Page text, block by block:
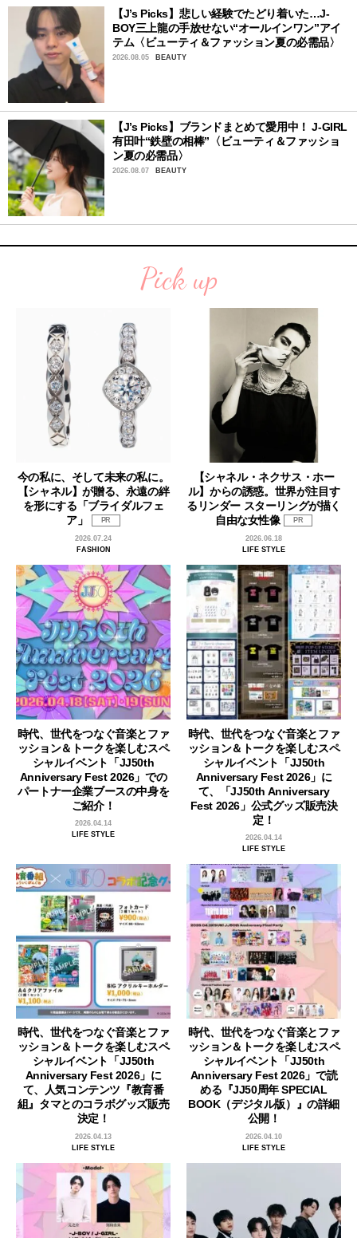
【J’s Picks】悲しい経験でたどり着いた…J-
BOY三上龍の手放せない“オールインワン”アイ
テム〈ビューティ＆ファッション夏の必需品〉
2026.08.05 BEAUTY
【J’s Picks】ブランドまとめて愛用中！ J-GIRL
有田叶“鉄壁の相棒”〈ビューティ＆ファッショ
ン夏の必需品〉
2026.08.07 BEAUTY
Pick up
今の私に、そして未来の私に。
【シャネル】が贈る、永遠の絆
を形にする「ブライダルフェ
ア」
PR
2026.07.24
FASHION
【シャネル・ネクサス・ホー
ル】からの誘惑。世界が注目す
るリンダー スターリングが描く
自由な女性像
PR
2026.06.18
LIFE STYLE
時代、世代をつなぐ音楽とファ
ッション＆トークを楽しむスペ
シャルイベント「JJ50th
Anniversary Fest 2026」での
パートナー企業ブースの中身を
ご紹介！
2026.04.14
LIFE STYLE
時代、世代をつなぐ音楽とファ
ッション＆トークを楽しむスペ
シャルイベント「JJ50th
Anniversary Fest 2026」に
て、「JJ50th Anniversary
Fest 2026」公式グッズ販売決
定！
2026.04.14
LIFE STYLE
時代、世代をつなぐ音楽とファ
ッション＆トークを楽しむスペ
シャルイベント「JJ50th
Anniversary Fest 2026」に
て、人気コンテンツ『教育番
組』タマとのコラボグッズ販売
決定！
2026.04.13
LIFE STYLE
時代、世代をつなぐ音楽とファ
ッション＆トークを楽しむスペ
シャルイベント「JJ50th
Anniversary Fest 2026」で読
める『JJ50周年 SPECIAL
BOOK（デジタル版）』の詳細
公開！
2026.04.10
LIFE STYLE